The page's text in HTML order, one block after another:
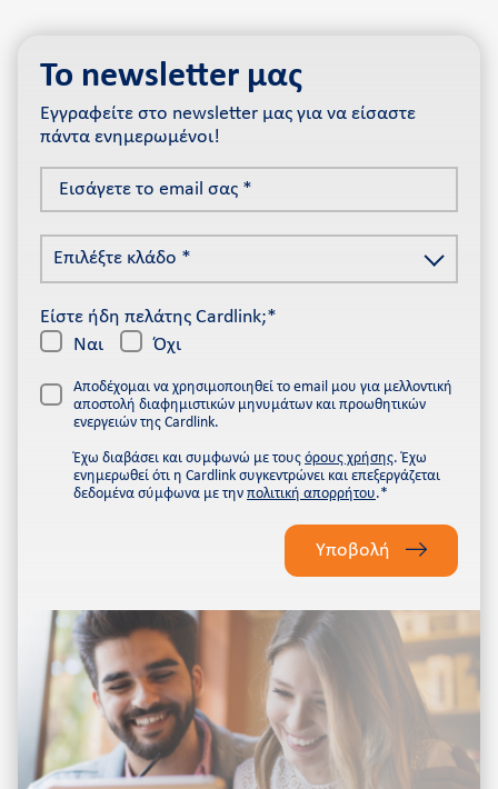
Το newsletter μας
Εγγραφείτε στο newsletter μας για να είσαστε
πάντα ενημερωμένοι!
Εισάγετε
σας
κλάδο
Επιλέξτε κλάδο *
Είστε ήδη πελάτης Cardlink;*
Ναι
Όχι
Αποδέχομαι να χρησιμοποιηθεί το email μου για μελλοντική
αποστολή διαφημιστικών μηνυμάτων και προωθητικών
ενεργειών της Cardlink.
Έχω διαβάσει και συμφωνώ με τους όρους χρήσης. Έχω
ενημερωθεί ότι η Cardlink συγκεντρώνει και επεξεργάζεται
δεδομένα σύμφωνα με την πολιτική απορρήτου.*
empty.
Υποβολή